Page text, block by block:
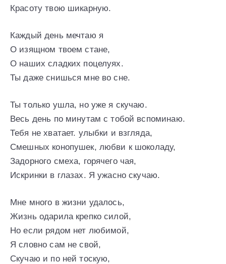
Красоту твою шикарную.
Каждый день мечтаю я
О изящном твоем стане,
О наших сладких поцелуях.
Ты даже снишься мне во сне.
Ты только ушла, но уже я скучаю.
Весь день по минутам с тобой вспоминаю.
Тебя не хватает. улыбки и взгляда,
Смешных конопушек, любви к шоколаду,
Задорного смеха, горячего чая,
Искринки в глазах. Я ужасно скучаю.
Мне много в жизни удалось,
Жизнь одарила крепко силой,
Но если рядом нет любимой,
Я словно сам не свой,
Скучаю и по ней тоскую,